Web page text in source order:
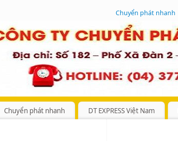
Chuyển phát nhanh
Chuyển phát nhanh DT EXPRESS Việt Nam